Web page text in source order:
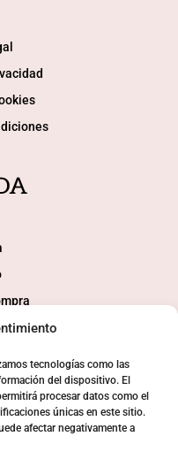
tecnologías como las
del dispositivo. El
procesar datos como el
únicas en este sitio.
afectar negativamente a